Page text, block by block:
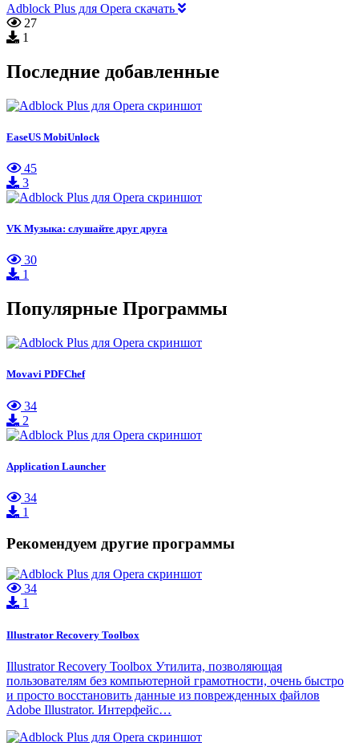
Adblock Plus для Opera скачать
27
1
Последние добавленные
EaseUS MobiUnlock
45
3
VK Музыка: слушайте друг друга
30
1
Популярные Программы
Movavi PDFChef
34
2
Application Launcher
34
1
Рекомендуем другие программы
34
1
Illustrator Recovery Toolbox
Illustrator Recovery Toolbox Утилита, позволяющая
пользователям без компьютерной грамотности, очень быстро
и просто восстановить данные из поврежденных файлов
Adobe Illustrator. Интерфейс…